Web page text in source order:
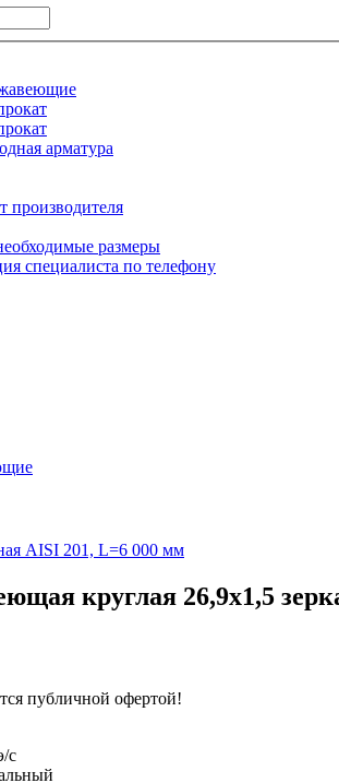
арматура
производителя
размеры
специалиста по телефону
AISI 201, L=6 000 мм
круглая 26,9х1,5
публичной офертой!
с